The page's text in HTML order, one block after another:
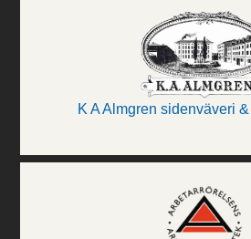
K A Almgren sidenväveri